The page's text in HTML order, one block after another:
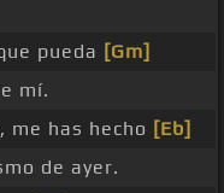
pueda [Gm]
mí.
me has hecho [Eb]
de ayer.